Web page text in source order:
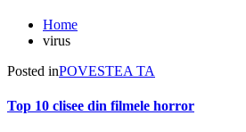
Home
virus
Posted inPOVESTEA TA
Top 10 clisee din filmele horror